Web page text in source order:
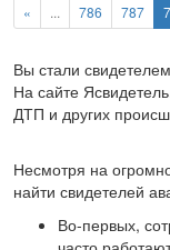
« ... 786 787
Вы стали
На сайте
ДТП и других
Несмотря на
найти свидетелей
Во-первых,